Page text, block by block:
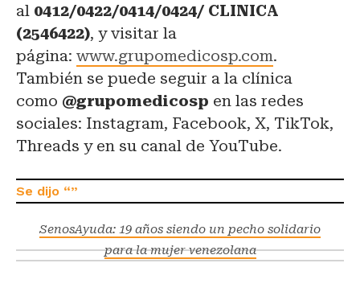
al 0412/0422/0414/0424/ CLINICA
(2546422), y visitar la
página: www.grupomedicosp.com.
También se puede seguir a la clínica
como @grupomedicosp en las redes
sociales: Instagram, Facebook, X, TikTok,
Threads y en su canal de YouTube.
SenosAyuda: 19 años siendo un pecho solidario
para la mujer venezolana